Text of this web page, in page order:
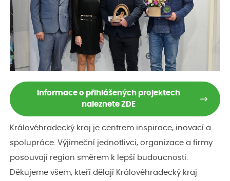
Informace o přihlášených projektech
naleznete ZDE
Královéhradecký kraj je centrem inspirace, inovací a
spolupráce. Výjimeční jednotlivci, organizace a firmy
posouvají region směrem k lepší budoucnosti.
Děkujeme všem, kteří dělají Královéhradecký kraj